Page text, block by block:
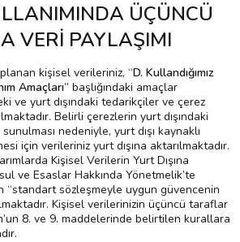
ÜÇÜNCÜ
VERİ PAYLAŞIMI
kişisel verileriniz, “D. Kullandığımız
Amaçları” başlığındaki amaçlar
ve yurt dışındaki tedarikçiler ve çerez
Belirli çerezlerin yurt dışındaki
nedeniyle, yurt dışı kaynaklı
için verileriniz yurt dışına aktarılmaktadır.
Kişisel Verilerin Yurt Dışına
ve Esaslar Hakkında Yönetmelik’te
“standart sözleşmeyle uygun güvencenin
Kişisel verilerinizin üçüncü taraflar
8. ve 9. maddelerinde belirtilen kurallara